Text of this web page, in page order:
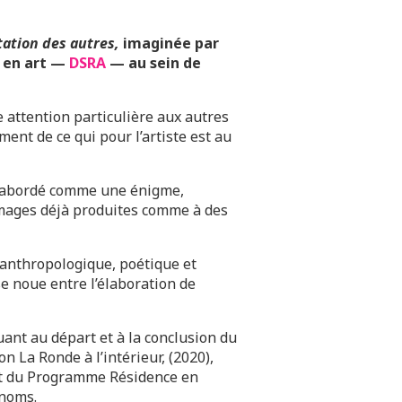
des autres, imaginée par
en art — DSRA — au sein de
attention particulière aux autres
de ce qui pour l’artiste est au
comme une énigme,
déjà produites comme à des
poétique et
noue entre l’élaboration de
au départ et à la conclusion du
La Ronde à l’intérieur, (2020),
Programme Résidence en